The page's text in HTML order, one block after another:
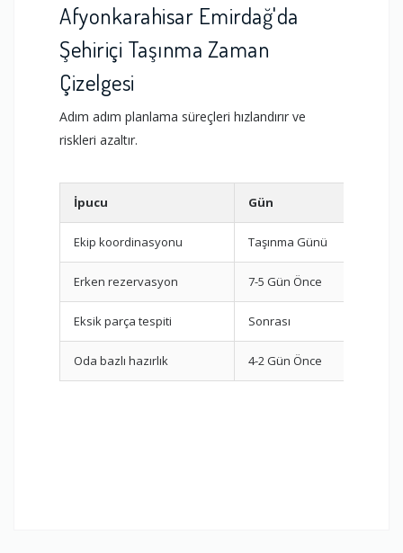
Afyonkarahisar Emirdağ'da
Şehiriçi Taşınma Zaman
Çizelgesi
Adım adım planlama süreçleri hızlandırır ve
riskleri azaltır.
İpucu Gün
Ekip koordinasyonu Taşınma Günü
Erken rezervasyon 7-5 Gün Önce
Eksik parça tespiti Sonrası
Oda bazlı hazırlık 4-2 Gün Önce